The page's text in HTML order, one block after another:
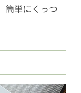
簡単にくっつ